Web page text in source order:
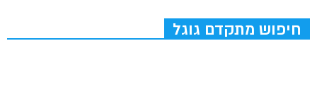
חיפוש מתקדם גוגל